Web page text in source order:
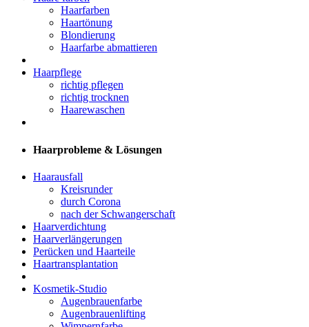
Haarfarben
Haartönung
Blondierung
Haarfarbe abmattieren
Haarpflege
richtig pflegen
richtig trocknen
Haarewaschen
Haarprobleme & Lösungen
Haarausfall
Kreisrunder
durch Corona
nach der Schwangerschaft
Haarverdichtung
Haarverlängerungen
Perücken und Haarteile
Haartransplantation
Kosmetik-Studio
Augenbrauenfarbe
Augenbrauenlifting